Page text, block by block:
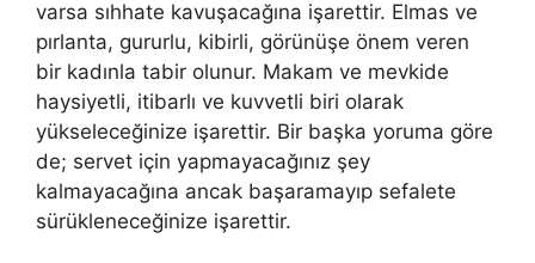
varsa sıhhate kavuşacağına işarettir. Elmas ve
pırlanta, gururlu, kibirli, görünüşe önem veren
bir kadınla tabir olunur. Makam ve mevkide
haysiyetli, itibarlı ve kuvvetli biri olarak
yükseleceğinize işarettir. Bir başka yoruma göre
de; servet için yapmayaca­ğınız şey
kalmayacağına ancak başaramayıp sefalete
sürükleneceğinize işa­rettir.